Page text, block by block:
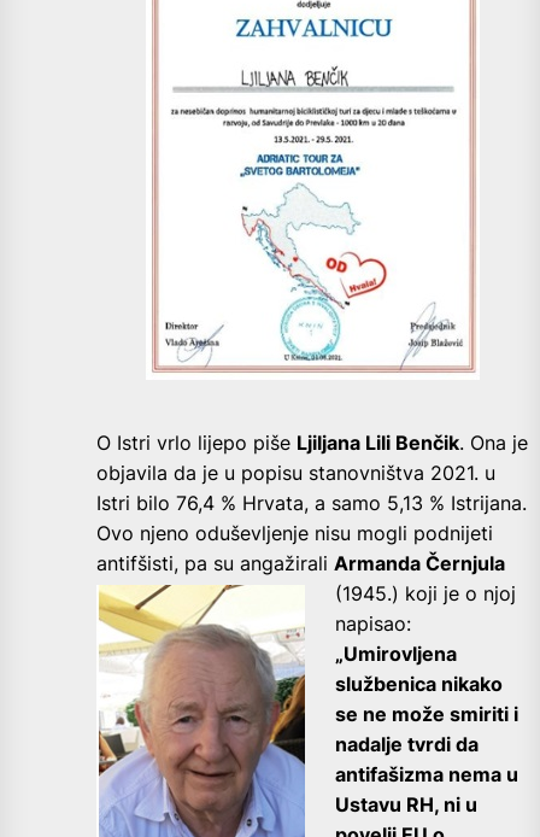
O Istri vrlo lijepo piše Ljiljana Lili Benčik. Ona je
objavila da je u popisu stanovništva 2021. u
Istri bilo 76,4 % Hrvata, a samo 5,13 % Istrijana.
Ovo njeno oduševljenje nisu mogli podnijeti
antifšisti, pa su angažirali Armanda Černjula
(1945.) koji je o njoj
napisao:
„Umirovljena
službenica nikako
se ne može smiriti i
nadalje tvrdi da
antifašizma nema u
Ustavu RH, ni u